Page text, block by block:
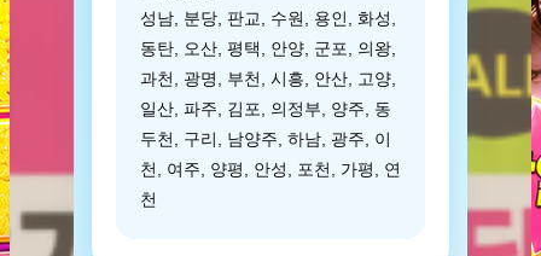
성남, 분당, 판교, 수원, 용인, 화성,
동탄, 오산, 평택, 안양, 군포, 의왕,
과천, 광명, 부천, 시흥, 안산, 고양,
일산, 파주, 김포, 의정부, 양주, 동
두천, 구리, 남양주, 하남, 광주, 이
천, 여주, 양평, 안성, 포천, 가평, 연
천